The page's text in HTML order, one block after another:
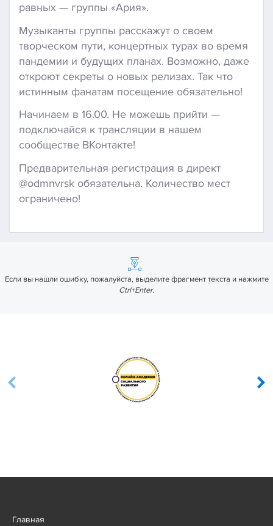
равных — группы «Ария».
Музыканты группы расскажут о своем
творческом пути, концертных турах во время
пандемии и будущих планах. Возможно, даже
откроют секреты о новых релизах. Так что
истинным фанатам посещение обязательно!
Начинаем в 16.00. Не можешь прийти —
подключайся к трансляции в нашем
сообществе ВКонтакте!
Предварительная регистрация в директ
@odmnvrsk обязательна. Количество мест
ограничено!
Если вы нашли ошибку, пожалуйста, выделите фрагмент текста и нажмите
Ctrl+Enter.
Главная